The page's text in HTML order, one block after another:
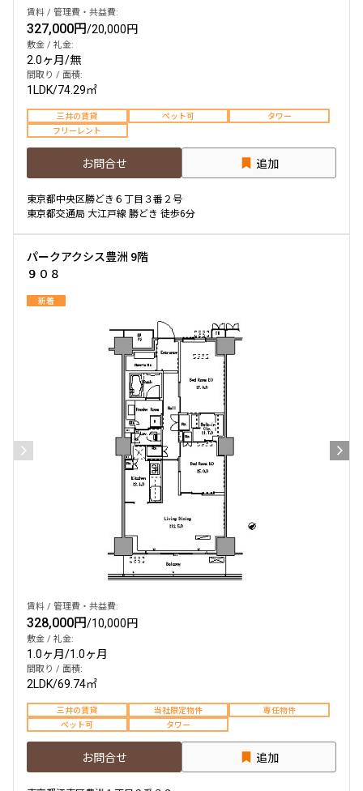
賃料 / 管理費・共益費:
327,000円/20,000円
敷金 / 礼金:
2.0ヶ月/無
間取り / 面積:
1LDK/74.29㎡
三井の賃貸 ペット可
タワー
フリーレント
お問合せ 追加
東京都中央区勝どき６丁目３番２号
東京都交通局 大江戸線 勝どき 徒歩6分
パークアクシス豊洲 9階
９０８
新着
賃料 / 管理費・共益費:
328,000円/10,000円
敷金 / 礼金:
1.0ヶ月/1.0ヶ月
間取り / 面積:
2LDK/69.74㎡
三井の賃貸 当社限定物件
専任物件
ペット可
タワー
お問合せ 追加